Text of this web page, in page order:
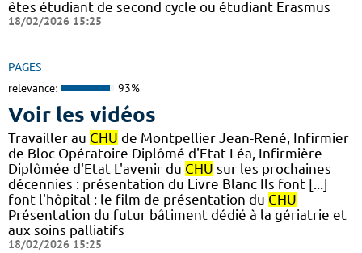
êtes étudiant de second cycle ou étudiant Erasmus
18/02/2026 15:25
PAGES
relevance: 93%
Voir les vidéos
Travailler au CHU de Montpellier Jean-René, Infirmier
de Bloc Opératoire Diplômé d'Etat Léa, Infirmière
Diplômée d'Etat L'avenir du CHU sur les prochaines
décennies : présentation du Livre Blanc Ils font [...]
font l'hôpital : le film de présentation du CHU
Présentation du futur bâtiment dédié à la gériatrie et
aux soins palliatifs
18/02/2026 15:25